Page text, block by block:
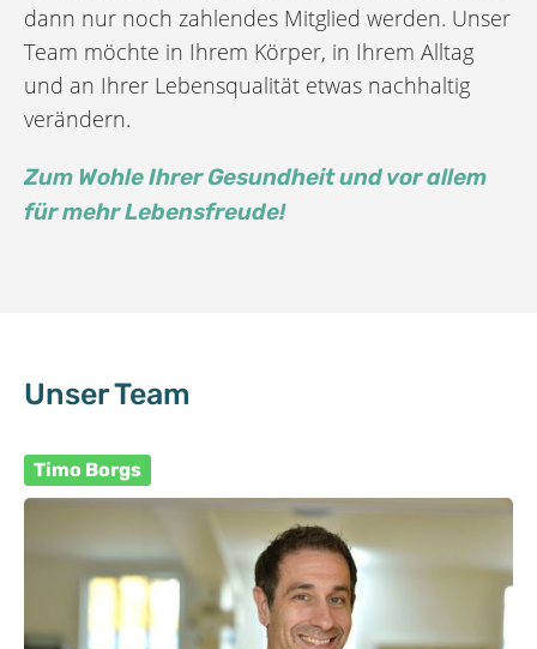
dann nur noch zahlendes Mitglied werden. Unser
Team möchte in Ihrem Körper, in Ihrem Alltag
und an Ihrer Lebensqualität etwas nachhaltig
verändern.
Zum Wohle Ihrer Gesundheit und vor allem
für mehr Lebensfreude!
Unser Team
Timo Borgs